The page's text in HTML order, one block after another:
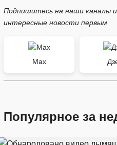
Подпишитесь на наши каналы
интересные новости первым
Max
Популярное за